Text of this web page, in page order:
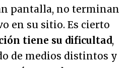
pantalla, no terminan
en su sitio. Es cierto
tiene su dificultad,
de medios distintos y